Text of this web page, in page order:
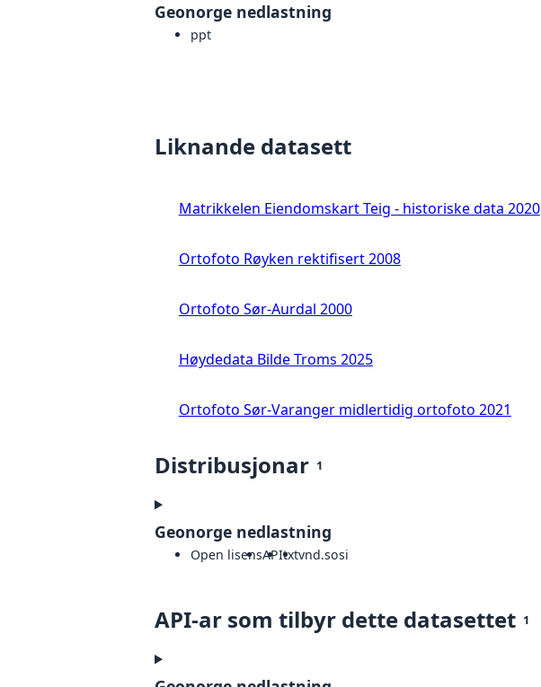
Geonorge nedlastning
ppt
Liknande datasett
Matrikkelen Eiendomskart Teig - historiske data 2020
Ortofoto Røyken rektifisert 2008
Ortofoto Sør-Aurdal 2000
Høydedata Bilde Troms 2025
Ortofoto Sør-Varanger midlertidig ortofoto 2021
Distribusjonar 1
Geonorge nedlastning
Open lisensAPItxtvnd.sosi
API-ar som tilbyr dette datasettet 1